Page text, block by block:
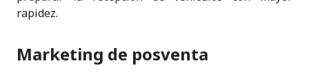
rapidez.
Marketing de posventa